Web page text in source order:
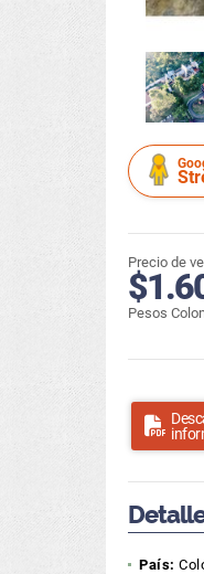
Precio de
Pesos
País: